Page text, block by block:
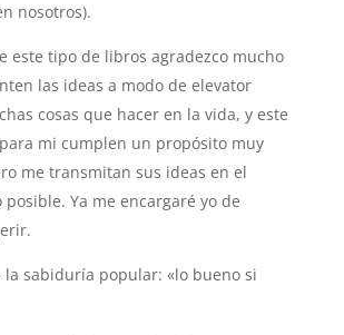
nosotros).
este tipo de libros agradezco mucho
las ideas a modo de elevator
cosas que hacer en la vida, y este
mi cumplen un propósito muy
me transmitan sus ideas en el
Ya me encargaré yo de
la sabiduría popular: «lo bueno si